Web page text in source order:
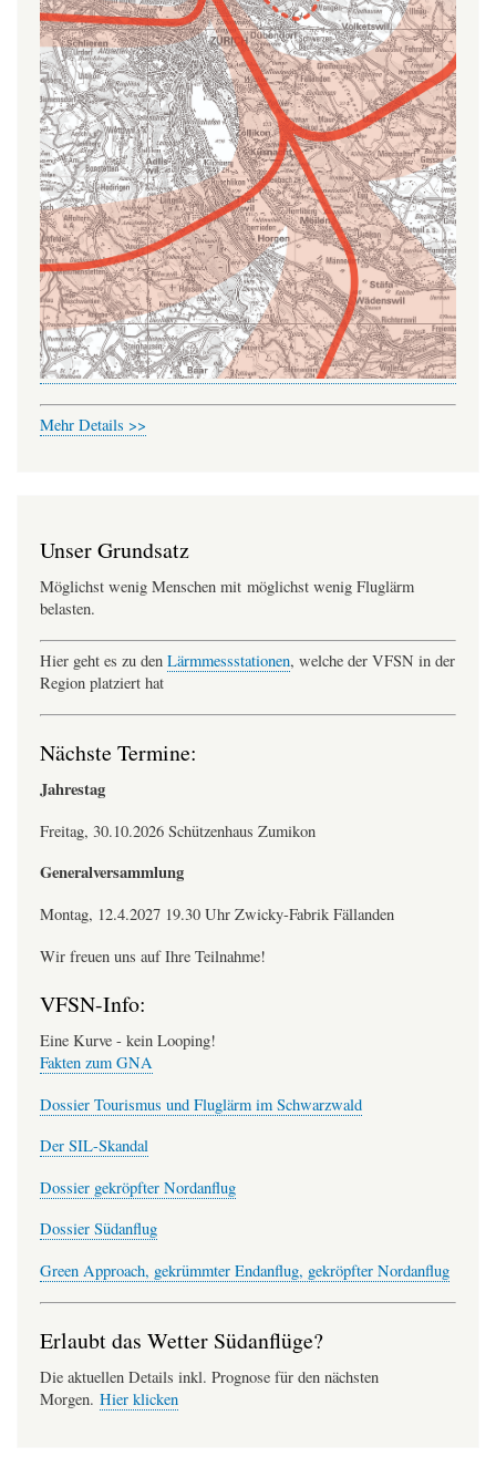
Mehr Details >>
Unser Grundsatz
Möglichst wenig Menschen mit möglichst wenig Fluglärm
belasten.
Hier geht es zu den Lärmmessstationen, welche der VFSN in der
Region platziert hat
Nächste Termine:
Jahrestag
Freitag, 30.10.2026 Schützenhaus Zumikon
Generalversammlung
Montag, 12.4.2027 19.30 Uhr Zwicky-Fabrik Fällanden
Wir freuen uns auf Ihre Teilnahme!
VFSN-Info:
Eine Kurve - kein Looping!
Fakten zum GNA
Dossier Tourismus und Fluglärm im Schwarzwald
Der SIL-Skandal
Dossier gekröpfter Nordanflug
Dossier Südanflug
Green Approach, gekrümmter Endanflug, gekröpfter Nordanflug
Erlaubt das Wetter Südanflüge?
Die aktuellen Details inkl. Prognose für den nächsten
Morgen. Hier klicken